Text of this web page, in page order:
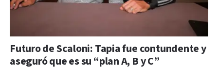
Futuro de Scaloni: Tapia fue contundente y
aseguró que es su “plan A, B y C”